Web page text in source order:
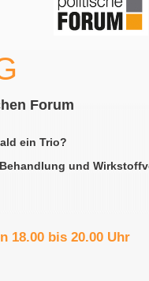
Forum
ein Trio?
und
18.00 bis 20.00 Uhr